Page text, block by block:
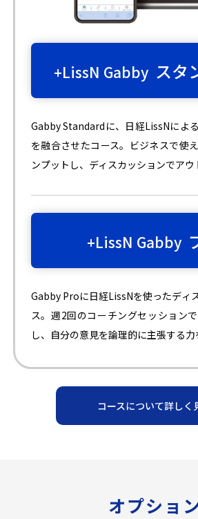
+LissN Gabby スタ
Gabby Standardに、日経LissNによ
を融合させたコース。ビジネスで使
ンプットし、ディスカッションでアウ
+LissN Gabby
Gabby Proに日経LissNを使ったディ
ス。週2回のコーチングセッション
し、自分の意見を論理的に主張する力
コースについて詳しく
オプショ